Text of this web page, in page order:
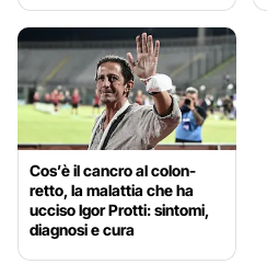
Cos’è il cancro al colon-
retto, la malattia che ha
ucciso Igor Protti: sintomi,
diagnosi e cura